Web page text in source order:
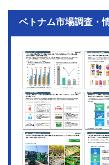
ベトナム市場調査・